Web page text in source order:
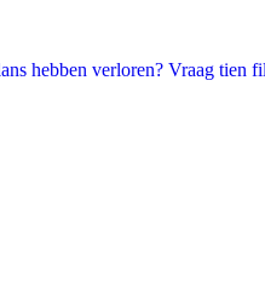
hebben verloren? Vraag tien